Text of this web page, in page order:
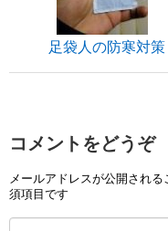
足袋人の防寒対策
コメントをどうぞ
メールアドレスが公開される
須項目です